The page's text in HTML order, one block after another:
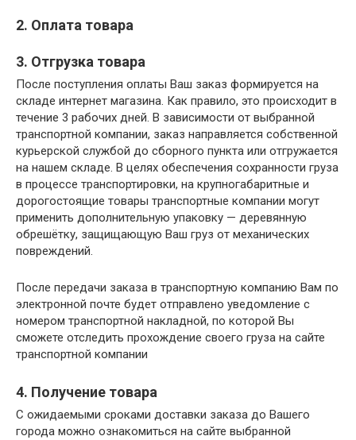
2. Оплата товара
3. Отгрузка товара
После поступления оплаты Ваш заказ формируется на
складе интернет магазина. Как правило, это происходит в
течение 3 рабочих дней. В зависимости от выбранной
транспортной компании, заказ направляется собственной
курьерской службой до сборного пункта или отгружается
на нашем складе. В целях обеспечения сохранности груза
в процессе транспортировки, на крупногабаритные и
дорогостоящие товары транспортные компании могут
применить дополнительную упаковку — деревянную
обрешётку, защищающую Ваш груз от механических
повреждений.
После передачи заказа в транспортную компанию Вам по
электронной почте будет отправлено уведомление с
номером транспортной накладной, по которой Вы
сможете отследить прохождение своего груза на сайте
транспортной компании
4. Получение товара
С ожидаемыми сроками доставки заказа до Вашего
города можно ознакомиться на сайте выбранной